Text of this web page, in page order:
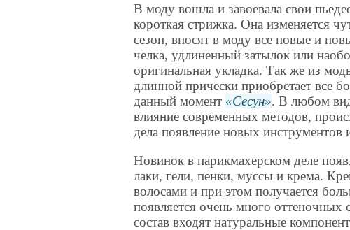
В моду вошла и завоевала свои
короткая стрижка. Она изменяется
сезон, вносят в моду все новые и
челка, удлиненный затылок или
оригинальная укладка. Так же из
длинной прически приобретает все
данный момент
Сесун . В любом
влияние современных методов,
дела появление новых инструментов
Новинок в парикмахерском деле
лаки, гели, пенки, муссы и крема.
волосами и при этом получается
появляется очень много
состав входят натуральные